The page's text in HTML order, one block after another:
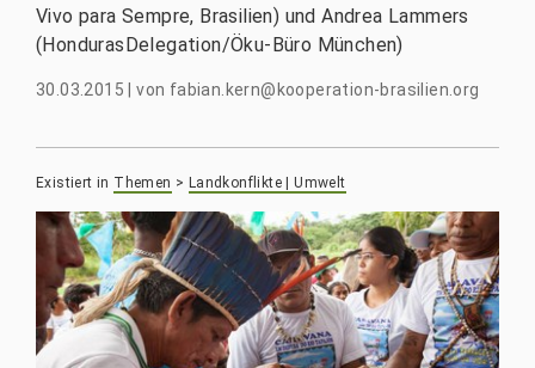
Vivo para Sempre, Brasilien) und Andrea Lammers
(HondurasDelegation/Öku-Büro München)
30.03.2015 |von fabian.kern@kooperation-brasilien.org
Existiert in Themen > Landkonflikte | Umwelt